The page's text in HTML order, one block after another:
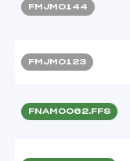
FMJM0144
FMJM0123
FNAM0062.FFS